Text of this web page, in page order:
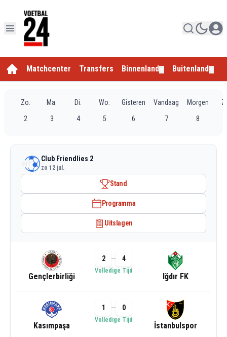
Matchcenter Transfers Binnenland Buitenland
Zo.
2
Ma.
3
Di.
4
Wo.
5
Gisteren
6
Vandaag
7
Morgen
8
Club Friendlies 2
zo 12 jul.
Stand
Programma
Uitslagen
Gençlerbirliği
2 4
Volledige Tijd
Iğdır FK
Kasımpaşa
1 0
Volledige Tijd
İstanbulspor